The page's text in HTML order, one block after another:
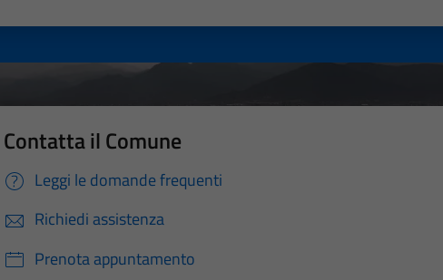
Contatta il Comune
Leggi le domande frequenti
Richiedi assistenza
Prenota appuntamento